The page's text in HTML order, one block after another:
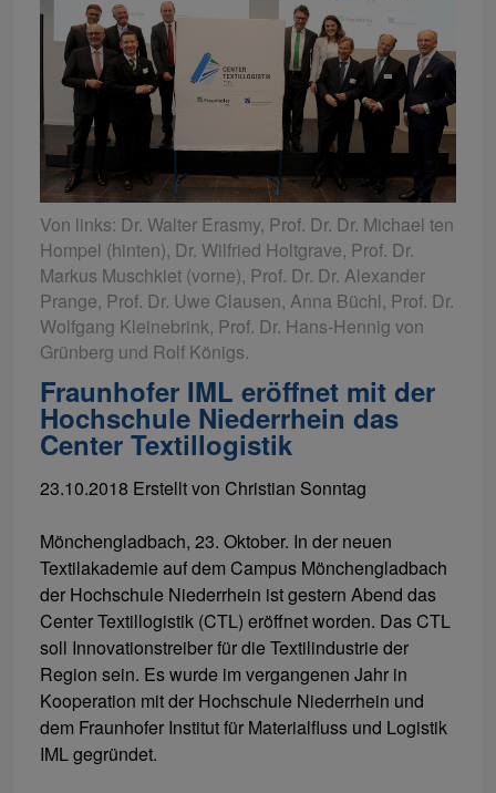
Von links: Dr. Walter Erasmy, Prof. Dr. Dr. Michael ten
Hompel (hinten), Dr. Wilfried Holtgrave, Prof. Dr.
Markus Muschkiet (vorne), Prof. Dr. Dr. Alexander
Prange, Prof. Dr. Uwe Clausen, Anna Büchl, Prof. Dr.
Wolfgang Kleinebrink, Prof. Dr. Hans-Hennig von
Grünberg und Rolf Königs.
Fraunhofer IML eröffnet mit der
Hochschule Niederrhein das
Center Textillogistik
23.10.2018 Erstellt von Christian Sonntag
Mönchengladbach, 23. Oktober. In der neuen
Textilakademie auf dem Campus Mönchengladbach
der Hochschule Niederrhein ist gestern Abend das
Center Textillogistik (CTL) eröffnet worden. Das CTL
soll Innovationstreiber für die Textilindustrie der
Region sein. Es wurde im vergangenen Jahr in
Kooperation mit der Hochschule Niederrhein und
dem Fraunhofer Institut für Materialfluss und Logistik
IML gegründet.